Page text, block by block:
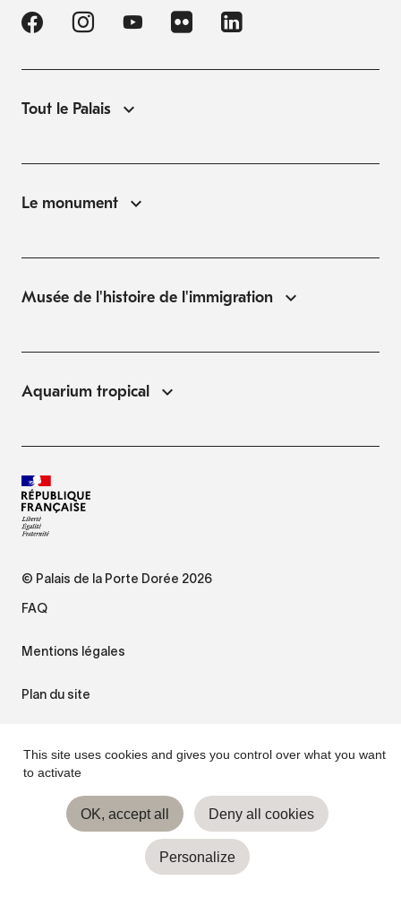
Tout le Palais
Le monument
Musée de l'histoire de l'immigration
Aquarium tropical
© Palais de la Porte Dorée 2026
FAQ
Mentions légales
Plan du site
Gestion des cookies
This site uses cookies and gives you control over what you want
to activate
OK, accept all Deny all cookies
Personalize